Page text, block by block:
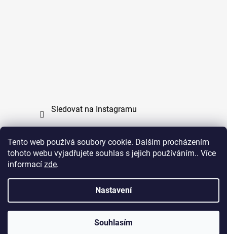
Tento web používá soubory cookie. Dalším procházením
tohoto webu vyjadřujete souhlas s jejich používáním.. Více
informací zde.
Nastavení
Souhlasím
Sledovat na Instagramu
Copyright (c) 2011 - 2026 zoo-branik.cz - Všechna
Vytvořil Shoptet